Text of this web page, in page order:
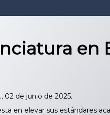
en
02 de junio de 2025.
en elevar sus estándares